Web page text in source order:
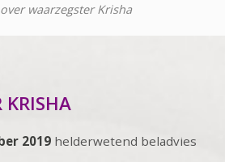
waarzegster Krisha
KRISHA
2019 helderwetend beladvies